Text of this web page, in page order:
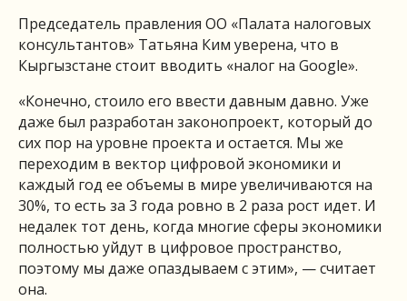
Председатель правления ОО «Палата налоговых
консультантов» Татьяна Ким уверена, что в
Кыргызстане стоит вводить «налог на Google».
«Конечно, стоило его ввести давным давно. Уже
даже был разработан законопроект, который до
сих пор на уровне проекта и остается. Мы же
переходим в вектор цифровой экономики и
каждый год ее объемы в мире увеличиваются на
30%, то есть за 3 года ровно в 2 раза рост идет. И
недалек тот день, когда многие сферы экономики
полностью уйдут в цифровое пространство,
поэтому мы даже опаздываем с этим», — считает
она.